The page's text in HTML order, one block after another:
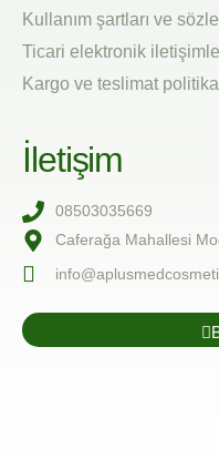
Kullanım şartları ve
Ticari elektronik
Kargo ve teslimat
İletişim
08503035669
Caferağa Mahallesi